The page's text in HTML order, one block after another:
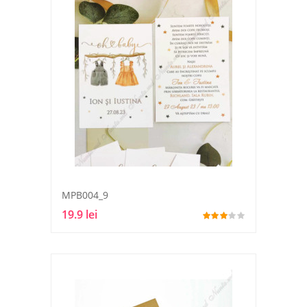
MPB004_9
19.9 lei